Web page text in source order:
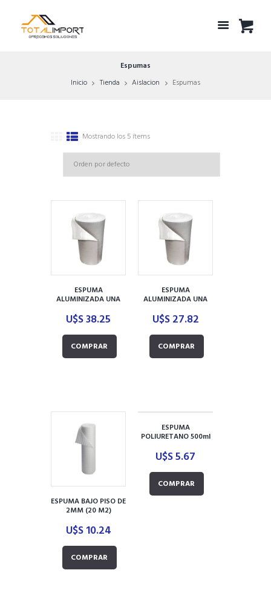
Espumas
Inicio
Tienda Aislacion Espumas
Mostrando los 5 ítems
ESPUMA
ALUMINIZADA UNA
10MM (20 M2)
U$S38.25
COMPRAR
ESPUMA
ALUMINIZADA UNA
(20 M2)
U$S27.82
COMPRAR
ESPUMA BAJO PISO DE
2MM (20 M2)
U$S10.24
COMPRAR
ESPUMA
POLIURETANO 500ml
PENNSYLVANIA
U$S5.67
COMPRAR